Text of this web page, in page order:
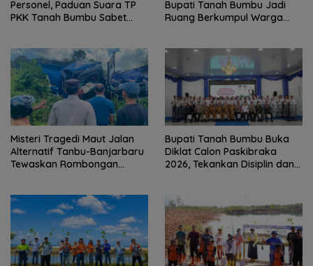
Personel, Paduan Suara TP
PKK Tanah Bumbu Sabet
Bupati Tanah Bumbu Jadi
Ruang Berkumpul Warga
Misteri Tragedi Maut Jalan
Alternatif Tanbu-Banjarbaru
Tewaskan Rombongan
Bupati Tanah Bumbu Buka
Diklat Calon Paskibraka
2026, Tekankan Disiplin dan